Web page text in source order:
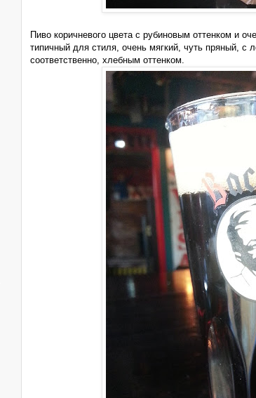
Пиво коричневого цвета с рубиновым оттенком и
типичный для стиля, очень мягкий, чуть пряный, с
соответственно, хлебным оттенком.